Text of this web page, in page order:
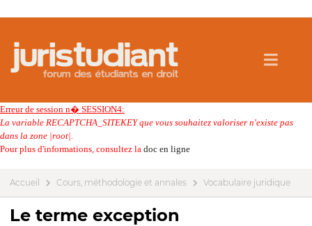
Erreur de session n� SESSION4:
La variable RECAPTCHA_SITEKEY que vous souhaitez valoriser n'existe pas
dans la zone |root|.
Pour plus d'informations, consultez la doc en ligne
Accueil Cours, méthodologie et annales Vocabulaire juridique
Le terme exception